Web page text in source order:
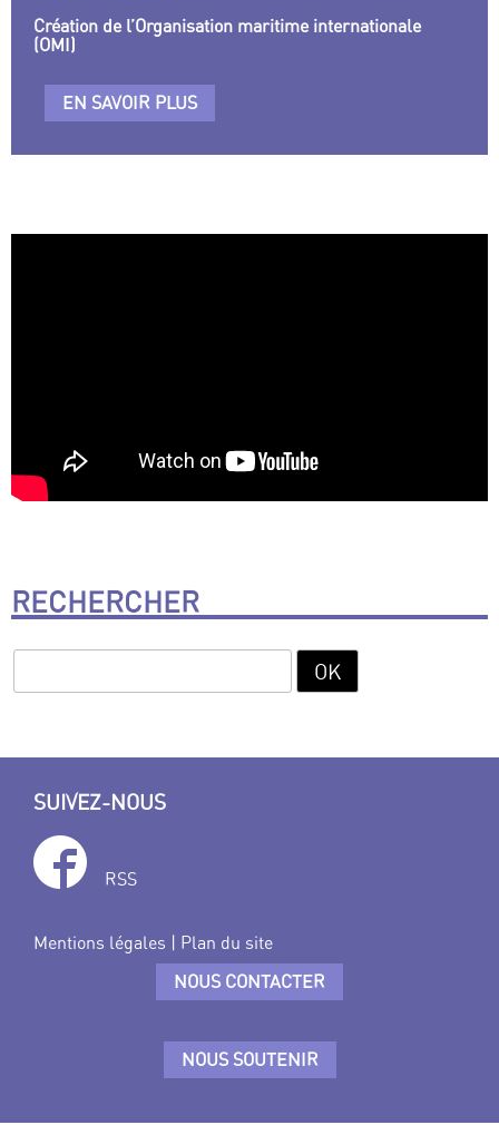
Création de l’Organisation maritime internationale
(OMI)
EN SAVOIR PLUS
RECHERCHER
SUIVEZ-NOUS
RSS
Mentions légales | Plan du site
NOUS CONTACTER
NOUS SOUTENIR